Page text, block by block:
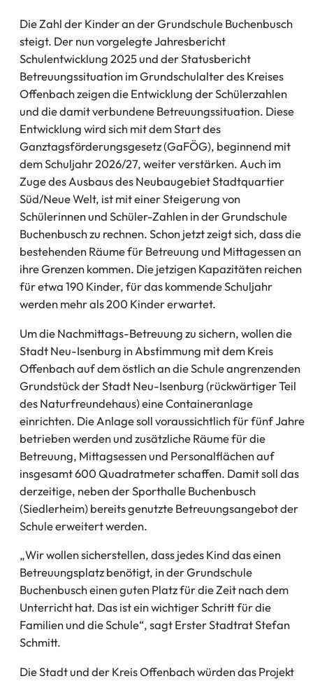
Die Zahl der Kinder an der Grundschule Buchenbusch
steigt. Der nun vorgelegte Jahresbericht
Schulentwicklung 2025 und der Statusbericht
Betreuungssituation im Grundschulalter des Kreises
Offenbach zeigen die Entwicklung der Schülerzahlen
und die damit verbundene Betreuungssituation. Diese
Entwicklung wird sich mit dem Start des
Ganztagsförderungsgesetz (GaFÖG), beginnend mit
dem Schuljahr 2026/27, weiter verstärken. Auch im
Zuge des Ausbaus des Neubaugebiet Stadtquartier
Süd/Neue Welt, ist mit einer Steigerung von
Schülerinnen und Schüler-Zahlen in der Grundschule
Buchenbusch zu rechnen. Schon jetzt zeigt sich, dass die
bestehenden Räume für Betreuung und Mittagessen an
ihre Grenzen kommen. Die jetzigen Kapazitäten reichen
für etwa 190 Kinder, für das kommende Schuljahr
werden mehr als 200 Kinder erwartet.
Um die Nachmittags-Betreuung zu sichern, wollen die
Stadt Neu-Isenburg in Abstimmung mit dem Kreis
Offenbach auf dem östlich an die Schule angrenzenden
Grundstück der Stadt Neu-Isenburg (rückwärtiger Teil
des Naturfreundehaus) eine Containeranlage
einrichten. Die Anlage soll voraussichtlich für fünf Jahre
betrieben werden und zusätzliche Räume für die
Betreuung, Mittagsessen und Personalflächen auf
insgesamt 600 Quadratmeter schaffen. Damit soll das
derzeitige, neben der Sporthalle Buchenbusch
(Siedlerheim) bereits genutzte Betreuungsangebot der
Schule erweitert werden.
„Wir wollen sicherstellen, dass jedes Kind das einen
Betreuungsplatz benötigt, in der Grundschule
Buchenbusch einen guten Platz für die Zeit nach dem
Unterricht hat. Das ist ein wichtiger Schritt für die
Familien und die Schule“, sagt Erster Stadtrat Stefan
Schmitt.
Die Stadt und der Kreis Offenbach würden das Projekt